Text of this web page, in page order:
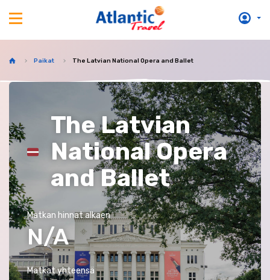
Paikat The Latvian National Opera and Ballet
The Latvian
National Opera
and Ballet
Matkan hinnat alkaen
N/A
Matkat yhteensä